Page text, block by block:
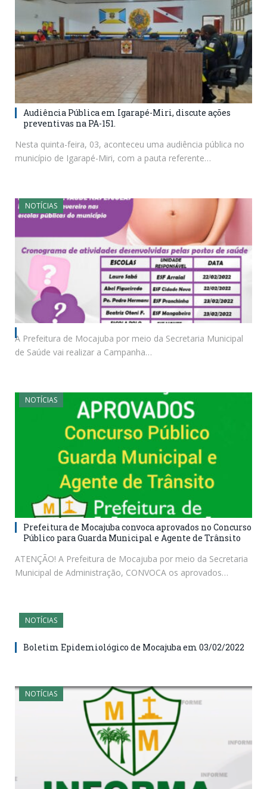
Audiência Pública em Igarapé-Miri, discute ações
preventivas na PA-151.
Nesta quinta-feira, 03, aconteceu uma audiência pública no
município de Igarapé-Miri, com a pauta referente…
NOTÍCIAS
A Prefeitura de Mocajuba por meio da Secretaria Municipal
de Saúde vai realizar a Campanha…
NOTÍCIAS
Prefeitura de Mocajuba convoca aprovados no Concurso
Público para Guarda Municipal e Agente de Trânsito
ATENÇÃO! A Prefeitura de Mocajuba por meio da Secretaria
Municipal de Administração, CONVOCA os aprovados…
NOTÍCIAS
Boletim Epidemiológico de Mocajuba em 03/02/2022
NOTÍCIAS